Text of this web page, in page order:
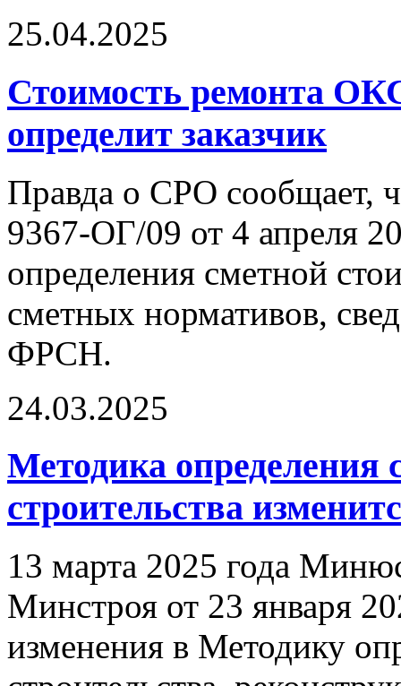
25.04.2025
Стоимость ремонта
определит заказчик
Правда о СРО сообщает,
9367-ОГ/09 от 4 апреля
определения сметной
сметных нормативов,
ФРСН.
24.03.2025
Методика определения
строительства
13 марта 2025 года
Минстроя от 23 января
изменения в Методику